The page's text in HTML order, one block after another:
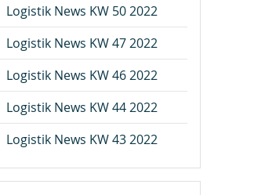
Logistik News KW 50 2022
Logistik News KW 47 2022
Logistik News KW 46 2022
Logistik News KW 44 2022
Logistik News KW 43 2022